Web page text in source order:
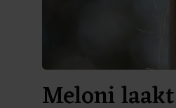
Meloni